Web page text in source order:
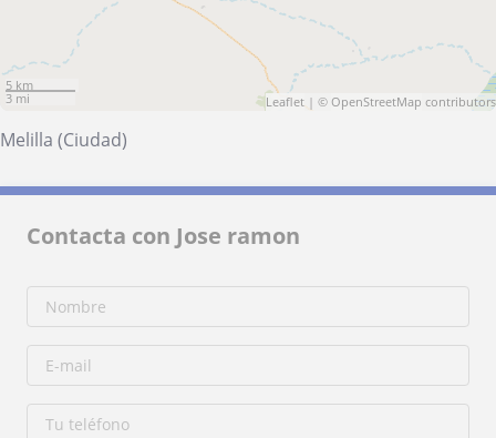
5 km
3 mi
Leaflet | © OpenStreetMap contributors
Melilla (Ciudad)
Contacta con Jose ramon